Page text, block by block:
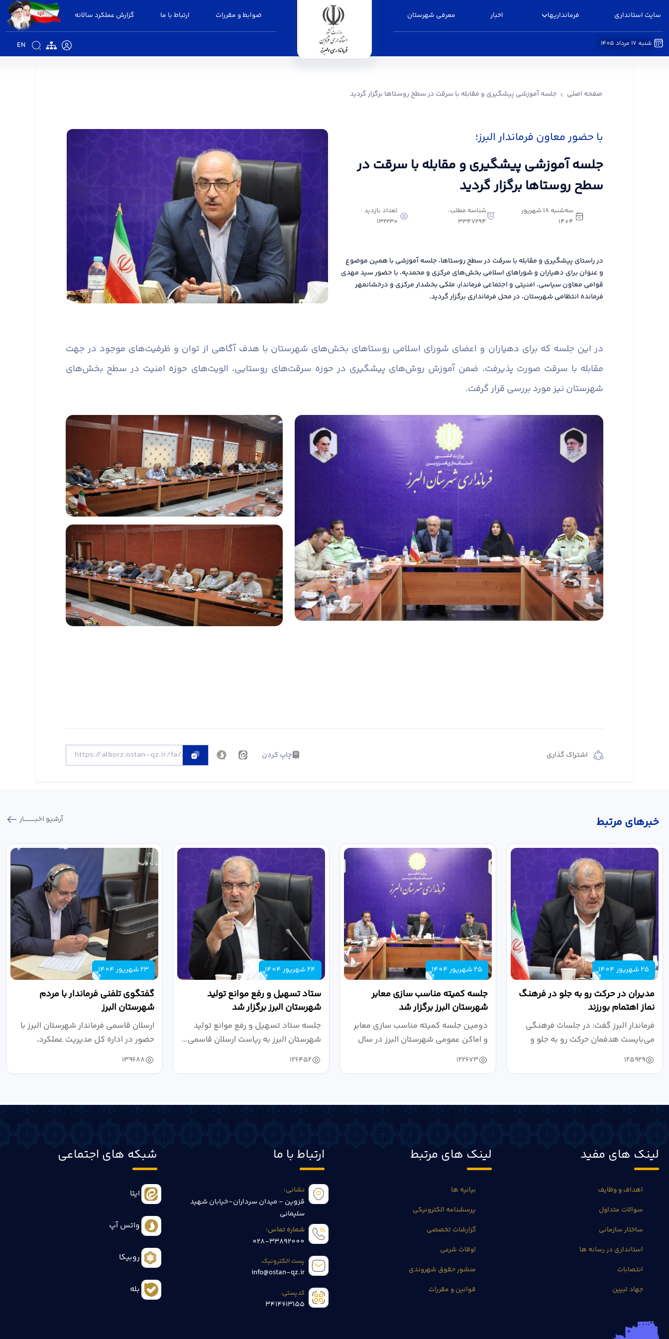
سایت استانداری فرمانداریها اخبار معرفی شهرستان ضوابط و مقررات ارتباط با ما گزارش عملکرد سالانه
EN شنبه 17 مرداد 1405
صفحه اصلی جلسه آموزشی پیشگیری و مقابله با سرقت در سطح روستاها برگزار گردید
با حضور معاون فرماندار البرز؛
جلسه آموزشی پیشگیری و مقابله با سرقت در
سطح روستاها برگزار گردید
سه‌شنبه 18 شهریور
1404
شناسه مطلب:
3347294
تعداد بازدید :
132230
در راستای پیشگیری و مقابله با سرقت در سطح روستاها، جلسه آموزشی با همین موضوع
و عنوان برای دهیاران و شوراهای اسلامی بخش‌های مرکزی و محمدیه، با حضور سید مهدی
قوامی معاون سیاسی، امنیتی و اجتماعی فرماندار، ملکی بخشدار مرکزی و درخشانمهر
فرمانده انتظامی شهرستان، در محل فرمانداری برگزار گردید.
در این جلسه که برای دهیاران و اعضای شورای اسلامی روستاهای بخش‌های شهرستان با هدف آگاهی از توان و ظرفیت‌های موجود در جهت
مقابله با سرقت صورت پذیرفت، ضمن آموزش روش‌های پیشگیری در حوزه سرقت‌های روستایی، الویت‌های حوزه امنیت در سطح بخش‌های
شهرستان نیز مورد بررسی قرار گرفت.
اشتراک گذاری چاپ کردن
خبر‌های مرتبط آرشیو اخبـــــــــــار
25 شهریور 1404
مدیران در حرکت رو به جلو در فرهنگ
نماز اهتمام بورزند
فرماندار البرز گفت: در جلسات فرهنگی
می‌بایست هدفمان حرکت رو به جلو و
دستیابی...
125929
25 شهریور 1404
جلسه کمیته مناسب سازی معابر
شهرستان البرز برگزار شد
دومین جلسه کمیته مناسب سازی معابر
و اماکن عمومی شهرستان البرز در سال
۱۴۰۴ به...
122673
24 شهریور 1404
ستاد تسهیل و رفع موانع تولید
شهرستان البرز برگزار شد
جلسه ستاد تسهیل و رفع موانع تولید
شهرستان البرز به ریاست ارسلان قاسمی...
126452
23 شهریور 1404
گفتگوی تلفنی فرماندار با مردم
شهرستان البرز
ارسلان قاسمی فرماندار شهرستان البرز با
حضور در اداره کل مدیریت عملکرد،
بازرسی...
139688
لینک های مفید
اهداف و وظایف
سوالات متداول
ساختار سازمانی
استانداری در رسانه ها
انتصابات
جهاد تبیین
لینک های مرتبط
بیانیه ها
پرسشنامه الکترونیکی
گزارشات تخصصی
اوقات شرعی
منشور حقوق شهروندی
قوانین و مقررات
ارتباط با ما
نشانی:
قزوین - میدان سرداران-خیابان شهید
سلیمانی
شماره تماس:
028-33892000
پست الکترونیک:
info@ostan-qz.ir
کدپستی:
3414613155
شبکه های اجتماعی
ایتا
واتس آپ
روبیکا
بله